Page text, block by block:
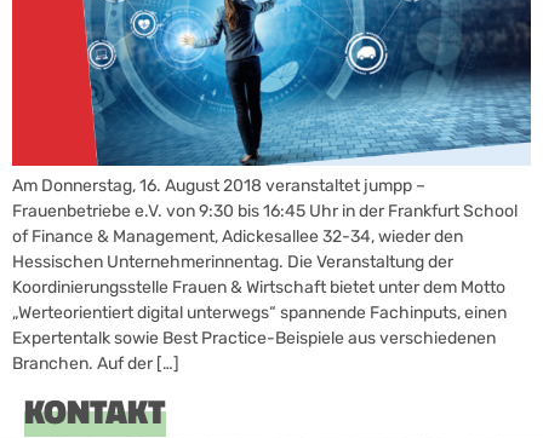
Am Donnerstag, 16. August 2018 veranstaltet jumpp –
Frauenbetriebe e.V. von 9:30 bis 16:45 Uhr in der Frankfurt School
of Finance & Management, Adickesallee 32-34, wieder den
Hessischen Unternehmerinnentag. Die Veranstaltung der
Koordinierungsstelle Frauen & Wirtschaft bietet unter dem Motto
„Werteorientiert digital unterwegs“ spannende Fachinputs, einen
Expertentalk sowie Best Practice-Beispiele aus verschiedenen
Branchen. Auf der […]
KONTAKT